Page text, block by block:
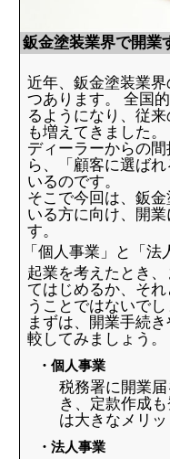
鈑金塗装業界で開業
近年、鈑金塗装業
つあります。 全国
るようになり、従
も増えてきました。
ディーラーからの
ら、「顧客に選ば
いるのです。
そこで今回は、鈑
いる方に向け、開
す。
「個人事業」と「
起業を考えたとき
てはじめるか、そ
うことではないでし
まずは、開業手続
較してみましょう。
・個人事業
税務署に開業
き、定款作成
は大きなメリッ
・法人事業